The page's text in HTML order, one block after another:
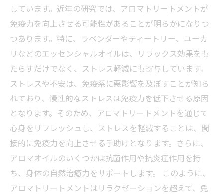
しています。近年の研究では、アロマトリートメントが
免疫力を向上させる可能性があることが明らかになりつ
つあります。特に、ラベンダーやティートリー、ユーカ
リなどのエッセンシャルオイルは、リラックス効果をも
たらすだけでなく、ストレス軽減にも寄与しています。
ストレスや不安は、免疫系に悪影響を及ぼすことが知ら
れており、慢性的なストレスは免疫力を低下させる原因
となります。そのため、アロマトリートメントを通じて
心身をリフレッシュし、ストレスを軽減することは、間
接的に免疫力を向上させる手助けとなります。さらに、
アロマオイルのいくつかは抗菌作用や抗炎症作用を持
ち、身体の自然治癒力をサポートします。 このように、
アロマトリートメントはリラクゼーションを超えて、免